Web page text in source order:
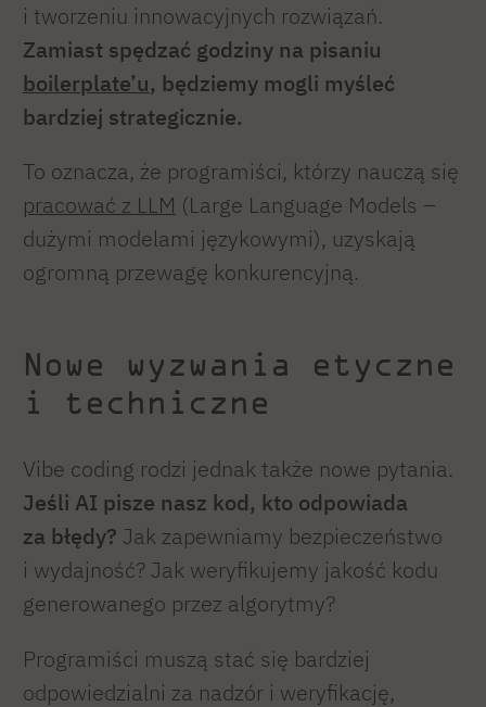
i tworzeniu innowacyjnych rozwiązań.
Zamiast spędzać godziny na pisaniu
boilerplate’u, będziemy mogli myśleć
bardziej strategicznie.
To oznacza, że programiści, którzy nauczą się
pracować z LLM (Large Language Models –
dużymi modelami językowymi), uzyskają
ogromną przewagę konkurencyjną.
Nowe wyzwania etyczne
i techniczne
Vibe coding rodzi jednak także nowe pytania.
Jeśli AI pisze nasz kod, kto odpowiada
za błędy? Jak zapewniamy bezpieczeństwo
i wydajność? Jak weryfikujemy jakość kodu
generowanego przez algorytmy?
Programiści muszą stać się bardziej
odpowiedzialni za nadzór i weryfikację,